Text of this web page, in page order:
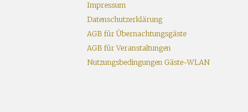
Impressum
Datenschutzerklärung
AGB für Übernachtungsgäste
AGB für Veranstaltungen
Nutzungsbedingungen Gäste-WLAN